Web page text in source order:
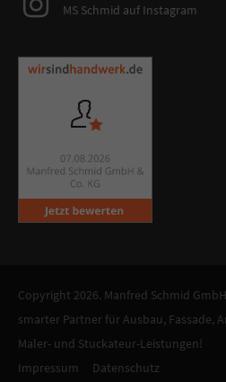
MS Schmid auf Instagram
Copyright 2026. Manfred Schmid
smarter Partner für Ausbau, Fassade,
Maler- und Stuckateur-Leistungen!
Impressum
Datenschutz